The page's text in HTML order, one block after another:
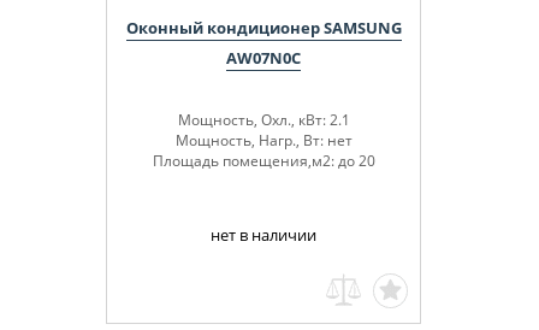
Оконный кондиционер SAMSUNG
AW07N0C
Мощность, Охл., кВт: 2.1
Мощность, Нагр., Вт: нет
Площадь помещения,м2: до 20
нет в наличии